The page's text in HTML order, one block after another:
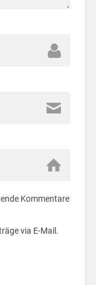
Kommentare
via E-Mail.